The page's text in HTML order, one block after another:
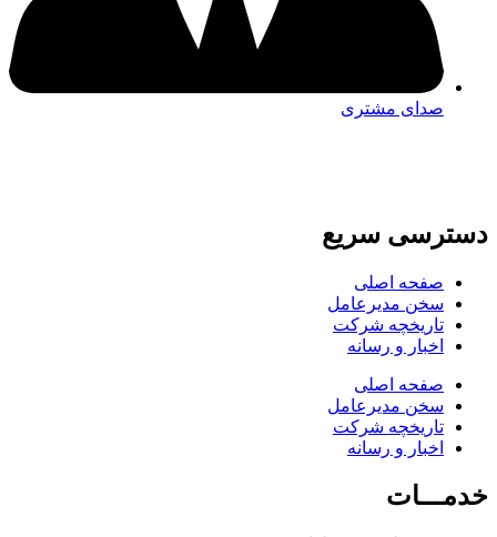
صدای مشتری
دسترسی سریع
صفحه اصلی
سخن مدیرعامل
تاریخچه شرکت
اخبار و رسانه
صفحه اصلی
سخن مدیرعامل
تاریخچه شرکت
اخبار و رسانه
خدمـــات